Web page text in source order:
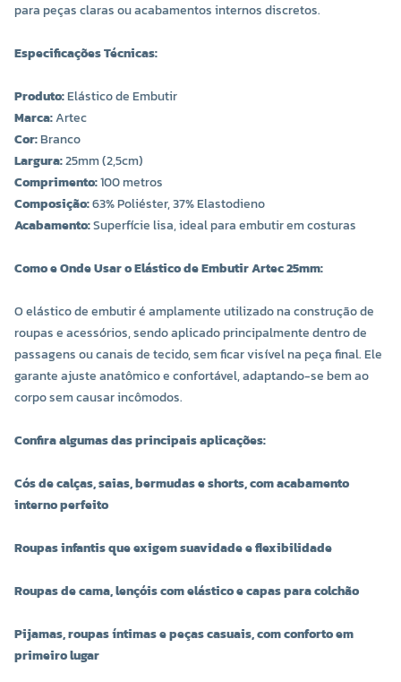
para peças claras ou acabamentos internos discretos.
Especificações Técnicas:
Produto:Elástico de Embutir
Marca:Artec
Cor:Branco
Largura:25mm (2,5cm)
Comprimento:100 metros
Composição:63% Poliéster, 37% Elastodieno
Acabamento:Superfície lisa, ideal para embutir em costuras
Como e Onde Usar o Elástico de Embutir Artec 25mm:
O elástico de embutir é amplamente utilizado na construção de
roupas e acessórios, sendo aplicado principalmente dentro de
passagens ou canais de tecido, sem ficar visível na peça final. Ele
garante ajuste anatômico e confortável, adaptando-se bem ao
corpo sem causar incômodos.
Confira algumas das principais aplicações:
Cós de calças, saias, bermudas e shorts, com acabamento
interno perfeito
Roupas infantis que exigem suavidade e flexibilidade
Roupas de cama, lençóis com elástico e capas para colchão
Pijamas, roupas íntimas e peças casuais, com conforto em
primeiro lugar